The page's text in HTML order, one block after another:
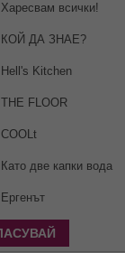
Харесвам всички!
КОЙ ДА ЗНАЕ?
Hell's Kitchen
THE FLOOR
COOLt
Като две капки вода
Ергенът